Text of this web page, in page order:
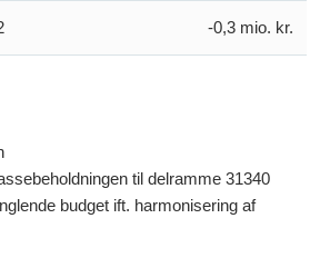
-0,3 mio. kr.
til delramme 31340
budget ift. harmonisering af